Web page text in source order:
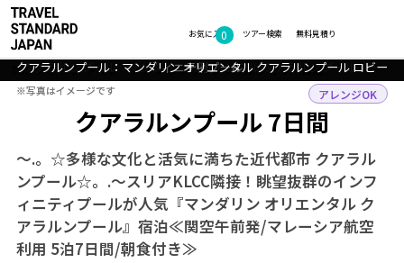
お気に入り
0 無料見積り
ツアー検索
TOP アジア マレーシア クアラルンプール ツアー詳細
クアラルンプール 7日間
～.。☆多様な文化と活気に満ちた近代都市 クアラル
ンプール☆。.～スリアKLCC隣接！眺望抜群のインフ
ィニティプールが人気『マンダリン オリエンタル ク
アラルンプール』宿泊≪関空午前発/マレーシア航空
利用 5泊7日間/朝食付き≫
アレンジOK
クアラルンプール：マンダリン オリエンタル クアラルンプール バー
クアラルンプール：マンダリン オリエンタル クアラルンプール 客室一
例
クアラルンプール：マンダリン オリエンタル クアラルンプール インフ
ィニティプール
クアラルンプール：マンダリン オリエンタル クアラルンプール ロビー
クアラルンプール：マンダリン オリエンタル クアラルンプール ラウン
ジ
フォトギャラリー
※写真はイメージです
※写真はイメージです